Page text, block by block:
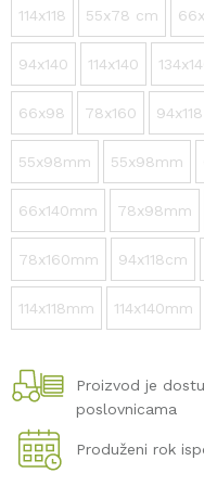
114x118 55x78 cm
94x140 114x140
66x98 78x160 94x118
55x98mm 55x98mm
66x140mm 78x98mm
78x160mm 94x118cm
114x118mm 114x140mm
Proizvod je
poslovnicama
Produženi rok